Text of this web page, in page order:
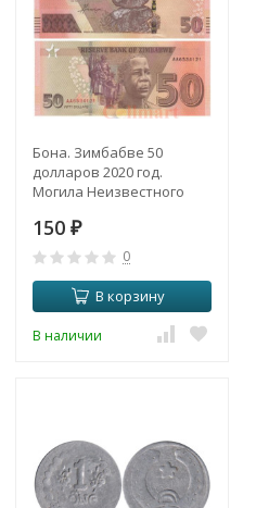
Бона. Зимбабве 50
долларов 2020 год.
Могила Неизвестного
150 ₽
0
В корзину
В наличии